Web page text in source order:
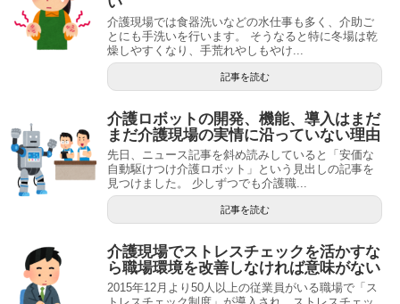
介護現場では食器洗いなどの水仕事も多く、介助ご
とにも手洗いを行います。 そうなると特に冬場は乾
燥しやすくなり、手荒れやしもやけ...
記事を読む
介護ロボットの開発、機能、導入はまだ
まだ介護現場の実情に沿っていない理由
先日、ニュース記事を斜め読みしていると「安価な
自動駆けつけ介護ロボット」という見出しの記事を
見つけました。 少しずつでも介護職...
記事を読む
介護現場でストレスチェックを活かすな
ら職場環境を改善しなければ意味がない
2015年12月より50人以上の従業員がいる職場で「ス